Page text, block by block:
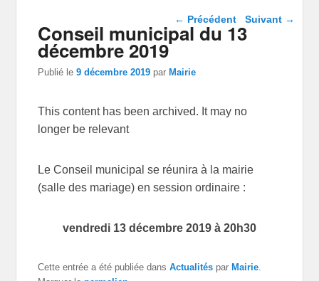
Navigation dans les
← Précédent Suivant →
Conseil municipal du 13
décembre 2019
Publié le9 décembre 2019 parMairie
This content has been archived. It may no
longer be relevant
Le Conseil municipal se réunira à la mairie
(salle des mariage) en session ordinaire :
vendredi 13 décembre 2019 à 20h30
Cette entrée a été publiée dansActualités parMairie